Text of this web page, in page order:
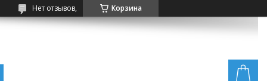
Корзина
Нет отзывов,